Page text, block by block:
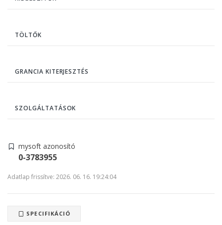
TÖLTŐK
GRANCIA KITERJESZTÉS
SZOLGÁLTATÁSOK
mysoft azonosító
0-3783955
Adatlap frissítve: 2026. 06. 16. 19:24:04
SPECIFIKÁCIÓ